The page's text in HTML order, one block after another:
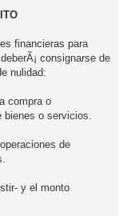
financieras para
consignarse de
nulidad:
compra o
o servicios.
de
y el monto